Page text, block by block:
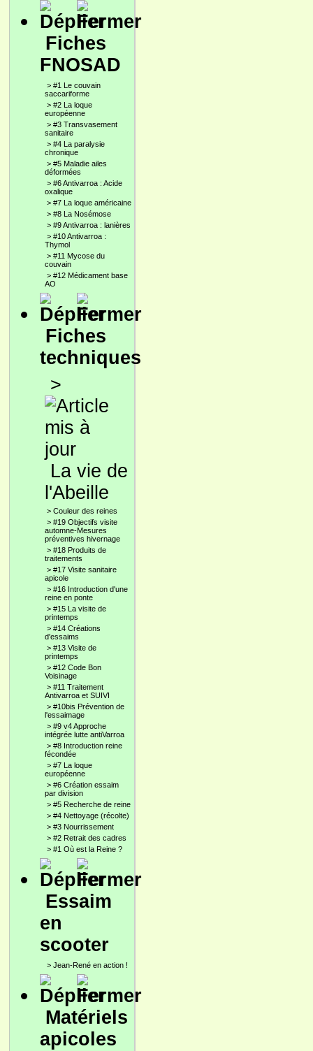
Fiches
FNOSAD
> #1 Le couvain
saccariforme
> #2 La loque
européenne
> #3 Transvasement
sanitaire
> #4 La paralysie
chronique
> #5 Maladie ailes
déformées
> #6 Antivarroa : Acide
oxalique
> #7 La loque américaine
> #8 La Nosémose
> #9 Antivarroa : lanières
> #10 Antivarroa :
Thymol
> #11 Mycose du
couvain
> #12 Médicament base
AO
Fiches
techniques
>
La vie de
l'Abeille
> Couleur des reines
> #19 Objectifs visite
automne-Mesures
préventives hivernage
> #18 Produits de
traitements
> #17 Visite sanitaire
apicole
> #16 Introduction d'une
reine en ponte
> #15 La visite de
printemps
> #14 Créations
d'essaims
> #13 Visite de
printemps
> #12 Code Bon
Voisinage
> #11 Traitement
Antivarroa et SUIVI
> #10bis Prévention de
l'essaimage
> #9 v4 Approche
intégrée lutte antiVarroa
> #8 Introduction reine
fécondée
> #7 La loque
européenne
> #6 Création essaim
par division
> #5 Recherche de reine
> #4 Nettoyage (récolte)
> #3 Nourrissement
> #2 Retrait des cadres
> #1 Où est la Reine ?
Essaim
en
scooter
> Jean-René en action !
Matériels
apicoles